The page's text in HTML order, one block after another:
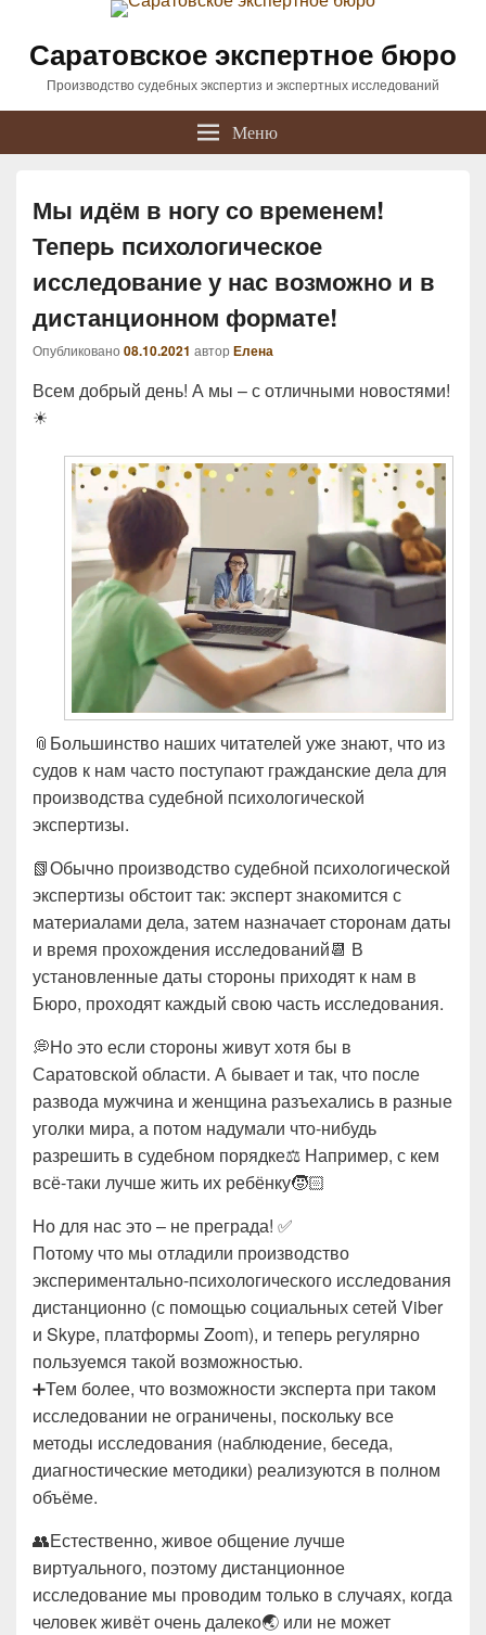
Саратовское экспертное бюро
Производство судебных экспертиз и экспертных исследований
Меню
Мы идём в ногу со временем!
Теперь психологическое
исследование у нас возможно и в
дистанционном формате!
Опубликовано 08.10.2021 автор Елена
Всем добрый день! А мы – с отличными новостями!
☀
📎Большинство наших читателей уже знают, что из
судов к нам часто поступают гражданские дела для
производства судебной психологической
экспертизы.
📗Обычно производство судебной психологической
экспертизы обстоит так: эксперт знакомится с
материалами дела, затем назначает сторонам даты
и время прохождения исследований📆 В
установленные даты стороны приходят к нам в
Бюро, проходят каждый свою часть исследования.
💭Но это если стороны живут хотя бы в
Саратовской области. А бывает и так, что после
развода мужчина и женщина разъехались в разные
уголки мира, а потом надумали что-нибудь
разрешить в судебном порядке⚖ Например, с кем
всё-таки лучше жить их ребёнку🧒🏻
Но для нас это – не преграда! ✅
Потому что мы отладили производство
экспериментально-психологического исследования
дистанционно (с помощью социальных сетей Viber
и Skype, платформы Zoom), и теперь регулярно
пользуемся такой возможностью.
➕Тем более, что возможности эксперта при таком
исследовании не ограничены, поскольку все
методы исследования (наблюдение, беседа,
диагностические методики) реализуются в полном
объёме.
👥Естественно, живое общение лучше
виртуального, поэтому дистанционное
исследование мы проводим только в случаях, когда
человек живёт очень далеко🌏 или не может